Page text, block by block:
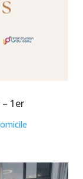
1er